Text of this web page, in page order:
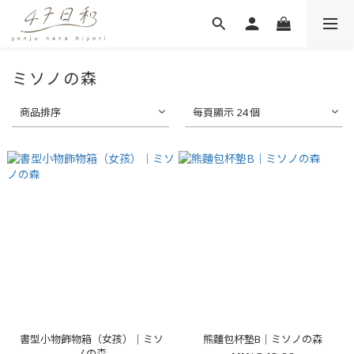
ミソノの森
商品排序 每頁顯示 24 個
書型小物飾物箱（女孩）｜ミソ
熊麵包杯墊B｜ミソノの森